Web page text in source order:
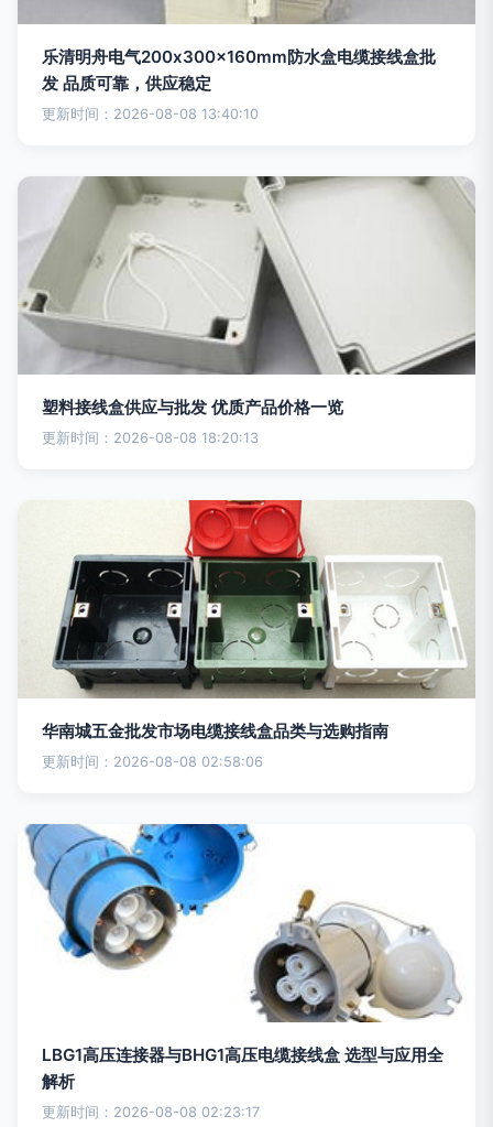
乐清明舟电气200x300x160mm防水盒电缆接线盒批
发 品质可靠，供应稳定
更新时间：2026-08-08 13:40:10
塑料接线盒供应与批发 优质产品价格一览
更新时间：2026-08-08 18:20:13
华南城五金批发市场电缆接线盒品类与选购指南
更新时间：2026-08-08 02:58:06
LBG1高压连接器与BHG1高压电缆接线盒 选型与应用全
解析
更新时间：2026-08-08 02:23:17